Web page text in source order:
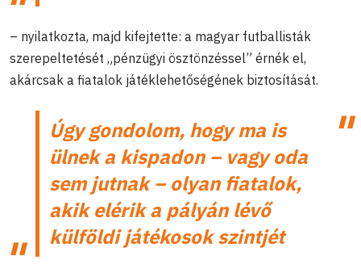
– nyilatkozta, majd kifejtette: a magyar futballisták
szerepeltetését „pénzügyi ösztönzéssel” érnék el,
akárcsak a fiatalok játéklehetőségének biztosítását.
Úgy gondolom, hogy ma is
ülnek a kispadon – vagy oda
sem jutnak – olyan fiatalok,
akik elérik a pályán lévő
külföldi játékosok szintjét